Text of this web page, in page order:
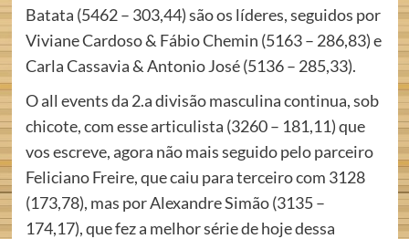
Batata (5462 – 303,44) são os líderes, seguidos por
Viviane Cardoso & Fábio Chemin (5163 – 286,83) e
Carla Cassavia & Antonio José (5136 – 285,33).
O all events da 2.a divisão masculina continua, sob
chicote, com esse articulista (3260 – 181,11) que
vos escreve, agora não mais seguido pelo parceiro
Feliciano Freire, que caiu para terceiro com 3128
(173,78), mas por Alexandre Simão (3135 –
174,17), que fez a melhor série de hoje dessa